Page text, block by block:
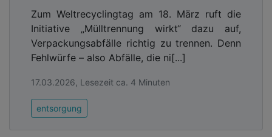
Zum Weltrecyclingtag am 18. März ruft die
Initiative „Mülltrennung wirkt“ dazu auf,
Verpackungsabfälle richtig zu trennen. Denn
Fehlwürfe – also Abfälle, die ni[...]
17.03.2026, Lesezeit ca. 4 Minuten
entsorgung